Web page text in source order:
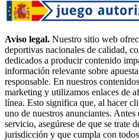
Aviso legal. Nuestro sitio web
deportivas nacionales de calidad,
dedicados a producir contenido
información relevante sobre
responsable. En nuestros
marketing y utilizamos enlaces de
línea. Esto significa que, al hacer
uno de nuestros anunciantes.
servicio, asegúrese de que se trate
jurisdicción y que cumpla con